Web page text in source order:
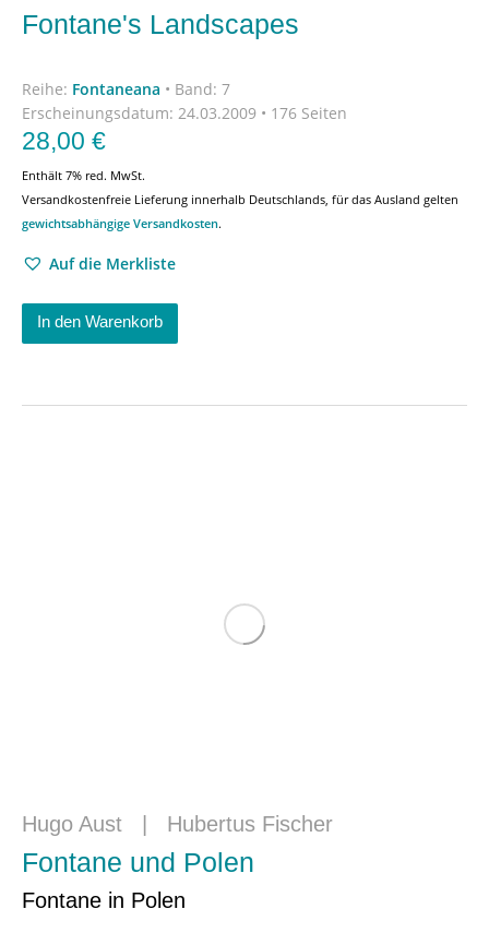
Fontane's Landscapes
Reihe: Fontaneana • Band: 7
Erscheinungsdatum: 24.03.2009 • 176 Seiten
28,00 €
Enthält 7% red. MwSt.
Versandkostenfreie Lieferung innerhalb Deutschlands, für das Ausland gelten
gewichtsabhängige Versandkosten.
Auf die Merkliste
In den Warenkorb
Hugo Aust | Hubertus Fischer
Fontane und Polen
Fontane in Polen